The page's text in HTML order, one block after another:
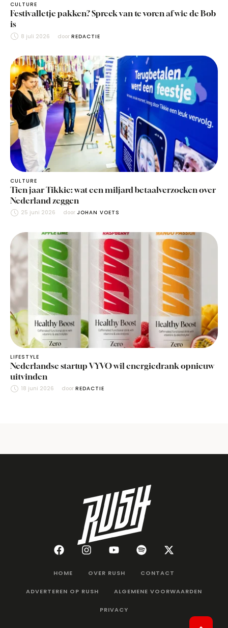
CULTURE
Festivalletje pakken? Spreek van te voren af wie de Bob
is
8 juli 2026 door REDACTIE
CULTURE
Tien jaar Tikkie: wat een miljard betaalverzoeken over
Nederland zeggen
25 juni 2026 door JOHAN VOETS
LIFESTYLE
Nederlandse startup VYVO wil energiedrank opnieuw
uitvinden
18 juni 2026 door REDACTIE
HOME OVER RUSH CONTACT
ADVERTEREN OP RUSH ALGEMENE VOORWAARDEN
PRIVACY